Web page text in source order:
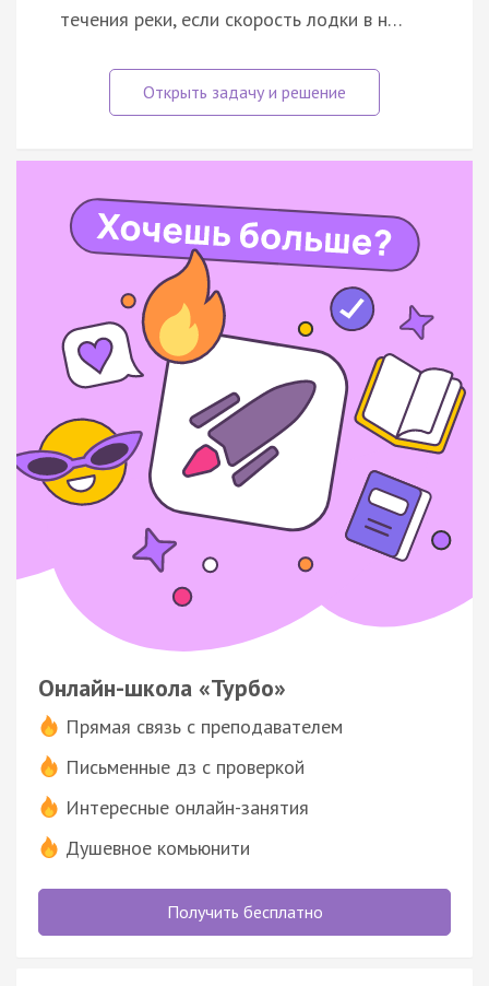
течения реки, если скорость лодки в н…
Онлайн-школа «Турбо»
Прямая связь с преподавателем
Письменные дз с проверкой
Интересные онлайн-занятия
Душевное комьюнити
Получить бесплатно